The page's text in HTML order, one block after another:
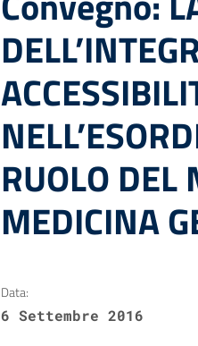
RUOLO DEL
MEDICINA
Data:
6 Settembre 2016